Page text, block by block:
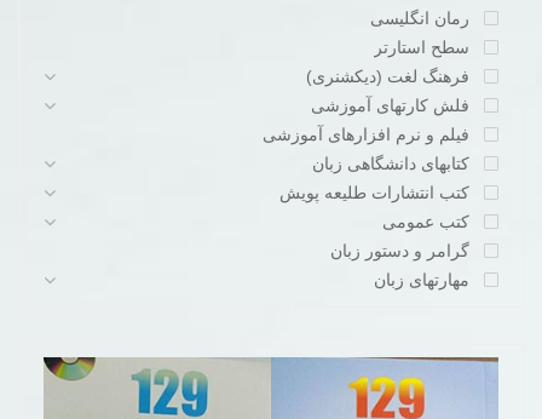
رمان انگلیسی
سطح استارتر
فرهنگ لغت (دیکشنری)
فلش کارتهای آموزشی
فیلم و نرم افزارهای آموزشی
کتابهای دانشگاهی زبان
کتب انتشارات طلیعه پویش
کتب عمومی
گرامر و دستور زبان
مهارتهای زبان